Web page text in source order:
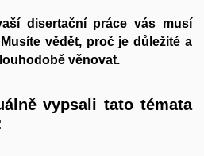
disertační práce vás musí
vědět, proč je důležité a
věnovat.
vypsali tato témata